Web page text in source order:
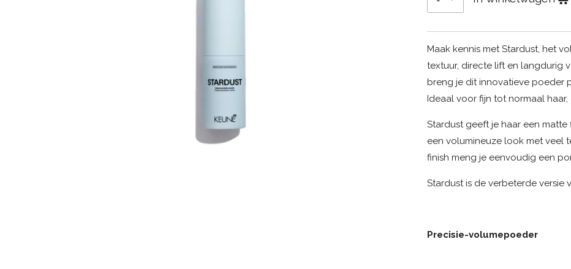
Maak kennis met Stardust, het
textuur, directe lift en langdurig
breng je dit innovatieve poeder
Ideaal voor fijn tot normaal
Stardust geeft je haar een
een volumineuze look met veel
finish meng je eenvoudig een
Stardust is de verbeterde versie
Precisie-volumepoeder